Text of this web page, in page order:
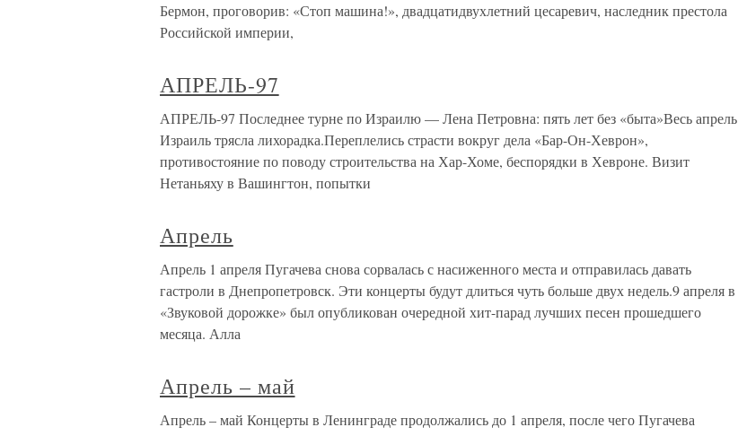
Бермон, проговорив: «Стоп машина!», двадцатидвухлетний цесаревич, наследник престола
Российской империи,
АПРЕЛЬ-97
АПРЕЛЬ-97 Последнее турне по Израилю — Лена Петровна: пять лет без «быта»Весь апрель
Израиль трясла лихорадка.Переплелись страсти вокруг дела «Бар-Он-Хеврон»,
противостояние по поводу строительства на Хар-Хоме, беспорядки в Хевроне. Визит
Нетаньяху в Вашингтон, попытки
Апрель
Апрель 1 апреля Пугачева снова сорвалась с насиженного места и отправилась давать
гастроли в Днепропетровск. Эти концерты будут длиться чуть больше двух недель.9 апреля в
«Звуковой дорожке» был опубликован очередной хит-парад лучших песен прошедшего
месяца. Алла
Апрель – май
Апрель – май Концерты в Ленинграде продолжались до 1 апреля, после чего Пугачева